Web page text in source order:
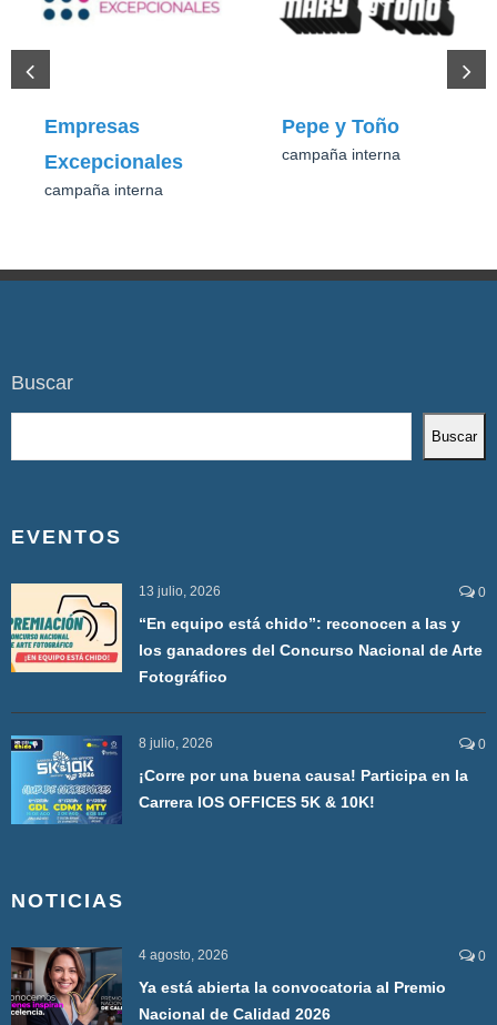
Empresas
Excepcionales
campaña interna
Pepe y Toño
campaña interna
Buscar
Buscar
EVENTOS
13 julio, 2026 0
“En equipo está chido”: reconocen a las y
los ganadores del Concurso Nacional de Arte
Fotográfico
8 julio, 2026 0
¡Corre por una buena causa! Participa en la
Carrera IOS OFFICES 5K & 10K!
NOTICIAS
4 agosto, 2026 0
Ya está abierta la convocatoria al Premio
Nacional de Calidad 2026